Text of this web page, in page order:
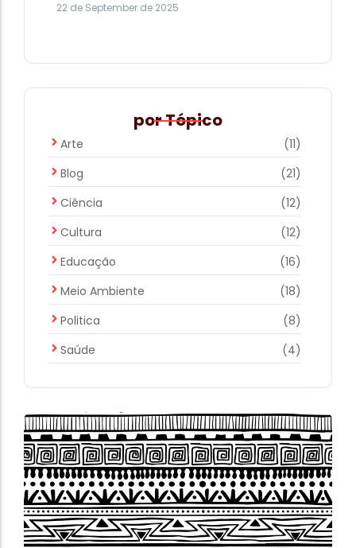
22 de September de 2025
Expedição TaquaraDorff 2025:
Instituto Pé de Urucum reforça o elo
preservação ambiental
por Tópico
Arte
(11)
Blog
(21)
Ciência
(12)
Cultura
(12)
Educação
(16)
Meio Ambiente
(18)
Politica
(8)
Saúde
(4)